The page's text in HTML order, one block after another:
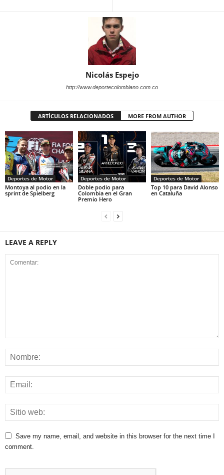
Nicolás Espejo
http://www.deportecolombiano.com.co
ARTÍCULOS RELACIONADOS MORE FROM AUTHOR
Deportes de Motor
Montoya al podio en la
sprint de Spielberg
Deportes de Motor
Doble podio para
Colombia en el Gran
Premio Hero
Deportes de Motor
Top 10 para David Alonso
en Cataluña
LEAVE A REPLY
Save my name, email, and website in this browser for the next time I
comment.